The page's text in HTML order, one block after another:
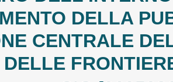
DELLA
CENTRALE
DELLE